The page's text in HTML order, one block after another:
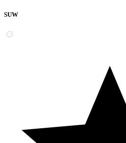
SUW